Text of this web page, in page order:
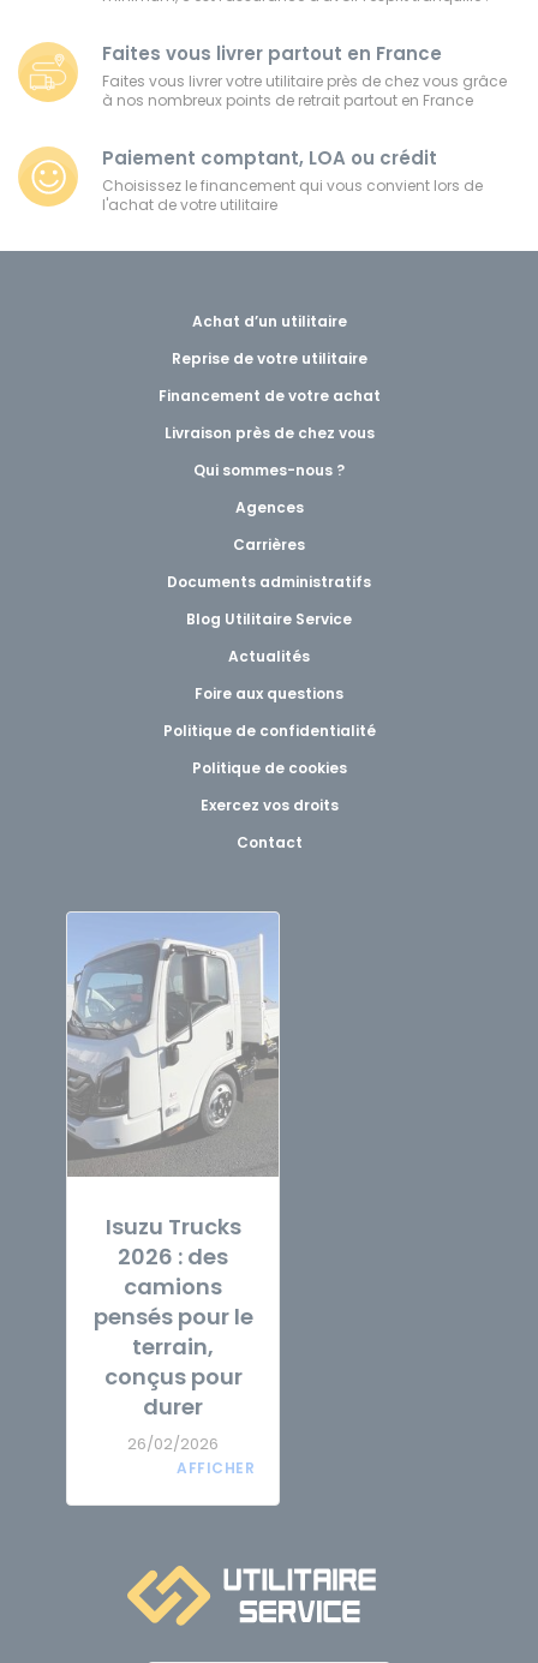
Faites vous livrer partout en France
Faites vous livrer votre utilitaire près de chez vous grâce
à nos nombreux points de retrait partout en France
Paiement comptant, LOA ou crédit
Choisissez le financement qui vous convient lors de
l'achat de votre utilitaire
Achat d’un utilitaire
Reprise de votre utilitaire
Financement de votre achat
Livraison près de chez vous
Qui sommes-nous ?
Agences
Carrières
Documents administratifs
Blog Utilitaire Service
Actualités
Foire aux questions
Politique de confidentialité
Politique de cookies
Exercez vos droits
Contact
Isuzu Trucks
2026 : des
camions
pensés pour le
terrain,
conçus pour
durer
26/02/2026